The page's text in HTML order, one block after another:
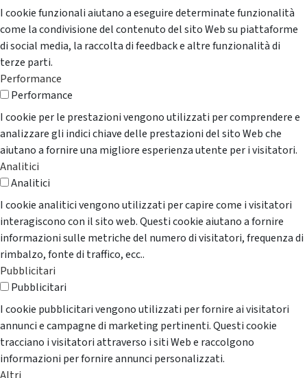
I cookie funzionali aiutano a eseguire determinate funzionalità
come la condivisione del contenuto del sito Web su piattaforme
di social media, la raccolta di feedback e altre funzionalità di
terze parti.
Performance
Performance
I cookie per le prestazioni vengono utilizzati per comprendere e
analizzare gli indici chiave delle prestazioni del sito Web che
aiutano a fornire una migliore esperienza utente per i visitatori.
Analitici
Analitici
I cookie analitici vengono utilizzati per capire come i visitatori
interagiscono con il sito web. Questi cookie aiutano a fornire
informazioni sulle metriche del numero di visitatori, frequenza di
rimbalzo, fonte di traffico, ecc..
Pubblicitari
Pubblicitari
I cookie pubblicitari vengono utilizzati per fornire ai visitatori
annunci e campagne di marketing pertinenti. Questi cookie
tracciano i visitatori attraverso i siti Web e raccolgono
informazioni per fornire annunci personalizzati.